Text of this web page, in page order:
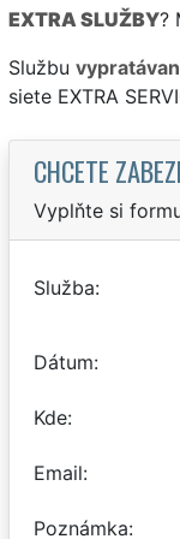
EXTRA SLUŽBY?
Službu
siete EXTRA
CHCETE
Vyplňte si
Služba
Dátum
Kde
Email
Poznámka